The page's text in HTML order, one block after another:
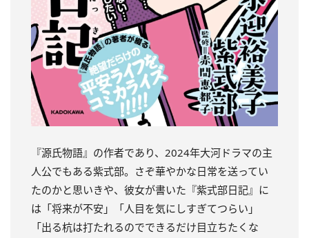
『源氏物語』の作者であり、2024年大河ドラマの主
人公でもある紫式部。 さぞ華やかな日常を送ってい
たのかと思いきや、彼女が書いた『紫式部日記』に
は「将来が不安」「人目を気にしすぎてつらい」
「出る杭は打たれるのでできるだけ目立ちたくな